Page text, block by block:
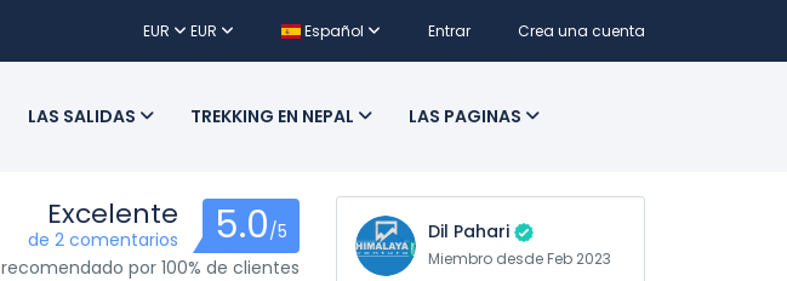
EUR EUR Español Entrar Crea una cuenta
LAS SALIDAS TREKKING EN NEPAL LAS PAGINAS
Excelente
de 2 comentarios 5.0/5
recomendado por 100% de clientes
Dil Pahari
Miembro desde Feb 2023